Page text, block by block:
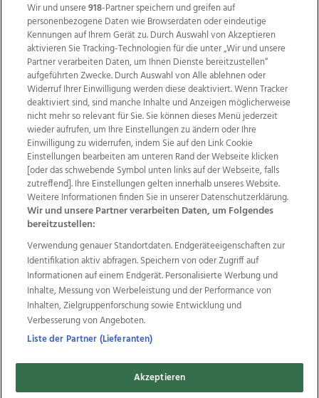
Wir über uns Mediadaten Kontakt
Jobs
Datenschutz
Impressum
AGB Anzeigekunden
AGB Website
Ehrenkodex Politische Werbung
Weitere Angebote des Medienhauses Wimmer
TV1 di-mog-i.at OÖNow
Ischler Woche
Life Radio
OÖNachrichten
OÖN Immobilien
OÖN Karriere
OÖN Reise
Promenaden Galerien
Regionaljobs
wasistlos.at wirtrauern.at
Copyrights © 2026 Tips Zeitungs GmbH & Co KG
Wir und unsere918-Partner speichern und greifen auf
personenbezogene Daten wie Browserdaten oder eindeutige
Kennungen auf Ihrem Gerät zu. Durch Auswahl von Akzeptieren
aktivieren Sie Tracking-Technologien für die unter „Wir und unsere
Partner verarbeiten Daten, um Ihnen Dienste bereitzustellen“
aufgeführten Zwecke. Durch Auswahl von Alle ablehnen oder
Widerruf Ihrer Einwilligung werden diese deaktiviert. Wenn Tracker
deaktiviert sind, sind manche Inhalte und Anzeigen möglicherweise
nicht mehr so relevant für Sie. Sie können dieses Menü jederzeit
wieder aufrufen, um Ihre Einstellungen zu ändern oder Ihre
Einwilligung zu widerrufen, indem Sie auf den Link Cookie
Einstellungen bearbeiten am unteren Rand der Webseite klicken
[oder das schwebende Symbol unten links auf der Webseite, falls
zutreffend]. Ihre Einstellungen gelten innerhalb unseres Website.
Weitere Informationen finden Sie in unserer Datenschutzerklärung.
Wir und unsere Partner verarbeiten Daten, um Folgendes
bereitzustellen:
Verwendung genauer Standortdaten. Endgeräteeigenschaften zur
Identifikation aktiv abfragen. Speichern von oder Zugriff auf
Informationen auf einem Endgerät. Personalisierte Werbung und
Inhalte, Messung von Werbeleistung und der Performance von
Inhalten, Zielgruppenforschung sowie Entwicklung und
Verbesserung von Angeboten.
Liste der Partner (Lieferanten)
Akzeptieren